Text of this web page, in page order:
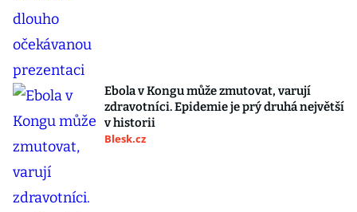
Ebola v Kongu může zmutovat, varují
zdravotníci. Epidemie je prý druhá největší
v historii
Blesk.cz